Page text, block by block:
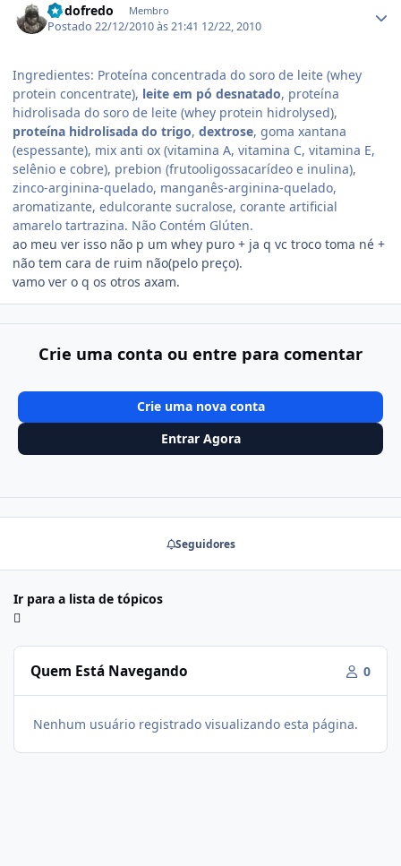
Godofredo Membro
Postado22/12/2010 às 21:41 12/22, 2010
Ingredientes: Proteína concentrada do soro de leite (whey
protein concentrate), leite em pó desnatado, proteína
hidrolisada do soro de leite (whey protein hidrolysed),
proteína hidrolisada do trigo, dextrose, goma xantana
(espessante), mix anti ox (vitamina A, vitamina C, vitamina E,
selênio e cobre), prebion (frutooligossacarídeo e inulina),
zinco-arginina-quelado, manganês-arginina-quelado,
aromatizante, edulcorante sucralose, corante artificial
amarelo tartrazina. Não Contém Glúten.
ao meu ver isso não p um whey puro + ja q vc troco toma né +
não tem cara de ruim não(pelo preço).
vamo ver o q os otros axam.
Crie uma conta ou entre para comentar
Crie uma nova conta
Entrar Agora
Seguidores
Ir para a lista de tópicos
Quem Está Navegando 0
Nenhum usuário registrado visualizando esta página.